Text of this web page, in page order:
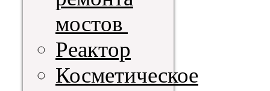
мостов
Реактор
Косметическое